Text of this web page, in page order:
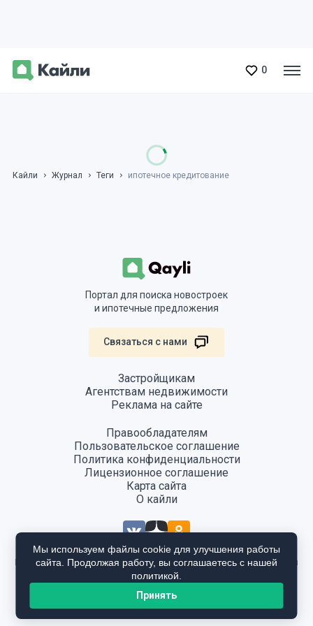
0
Кайли Журнал Теги ипотечное кредитование
Портал для поиска новостроек
и ипотечные предложения
Связаться с нами
Застройщикам
Агентствам недвижимости
Реклама на сайте
Правообладателям
Пользовательское соглашение
Политика конфиденциальности
Лицензионное соглашение
Карта сайта
О кайли
Информация, размещенная на сайте, не является публичной офертой
и предоставляется в ознакомительных целях. Для получения
подробной информации общайтесь в отдел продаж застройщика.
Мы используем файлы cookie для улучшения работы
сайта. Продолжая работу, вы соглашаетесь с нашей
политикой.
Принять